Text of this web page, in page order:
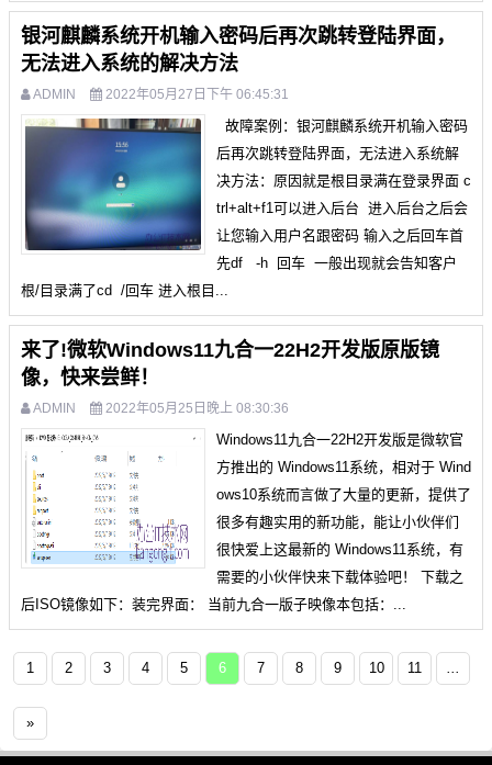
银河麒麟系统开机输入密码后再次跳转登陆界面，
无法进入系统的解决方法
ADMIN 2022年05月27日下午 06:45:31
故障案例：银河麒麟系统开机输入密码
后再次跳转登陆界面，无法进入系统解
决方法：原因就是根目录满在登录界面 c
trl+alt+f1可以进入后台 进入后台之后会
让您输入用户名跟密码 输入之后回车首
先df -h 回车 一般出现就会告知客户
根/目录满了cd /回车 进入根目...
来了!微软Windows11九合一22H2开发版原版镜
像，快来尝鲜！
ADMIN 2022年05月25日晚上 08:30:36
Windows11九合一22H2开发版是微软官
方推出的 Windows11系统，相对于 Wind
ows10系统而言做了大量的更新，提供了
很多有趣实用的新功能，能让小伙伴们
很快爱上这最新的 Windows11系统，有
需要的小伙伴快来下载体验吧！ 下载之
后ISO镜像如下​：​装完界面： 当前九合一版子映像本包括：...
1 2 3 4 5 6 7 8 9 10 11 ...
»